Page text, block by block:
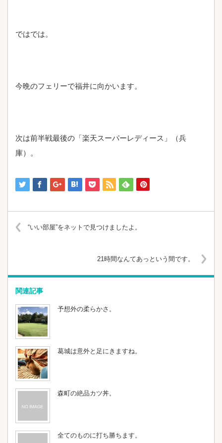
ではでは。
今晩のフェリーで福井に向かいます。
次は前半戦最後の「楽天スーパーレディース」（兵
庫）。
“いい部屋”をネットで見つけましたよ。
21時間なんてあっという間です。
関連記事
予想外の柔らかさ。
葛城は意外と足にきますね。
森町の絶品カツ丼。
全てのものに打ち勝ちます。